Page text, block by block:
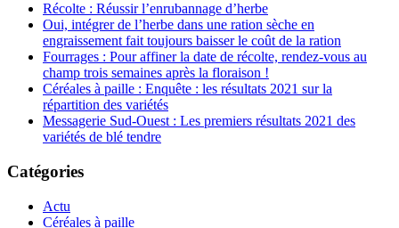
Récolte : Réussir l’enrubannage d’herbe
Oui, intégrer de l’herbe dans une ration sèche en
engraissement fait toujours baisser le coût de la ration
Fourrages : Pour affiner la date de récolte, rendez-vous au
champ trois semaines après la floraison !
Céréales à paille : Enquête : les résultats 2021 sur la
répartition des variétés
Messagerie Sud-Ouest : Les premiers résultats 2021 des
variétés de blé tendre
Catégories
Actu
Céréales à paille